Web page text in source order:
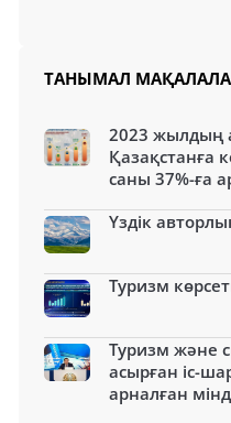
ТАНЫМАЛ
2023 жылдың
Қазақстанға
саны 37%-ға
Үздік
Туризм
Туризм және
асырған іс-
арналған